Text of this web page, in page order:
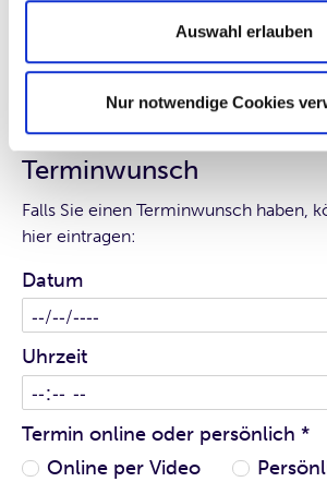
Auswahl erlauben
Nur notwendige Cookies
Uhrzeit
Terminwunsch
Falls Sie einen Terminwunsch haben,
hier eintragen:
Datum
Uhrzeit
Termin online oder persönlich *
Online per Video